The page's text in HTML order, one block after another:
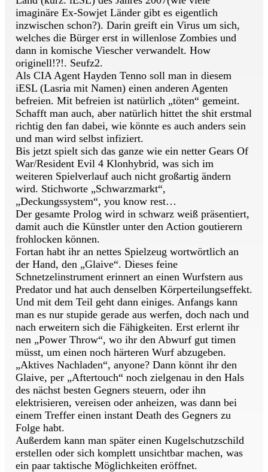
imaginäre Ex-Sowjet Länder gibt es eigentlich
inzwischen schon?). Darin greift ein Virus um sich,
welches die Bürger erst in willenlose Zombies und
dann in komische Viescher verwandelt. How
originell!?!. Seufz2.
Als CIA Agent Hayden Tenno soll man in diesem
iESL (Lasria mit Namen) einen anderen Agenten
befreien. Mit befreien ist natürlich „töten“ gemeint.
Schafft man auch, aber natürlich hittet the shit erstmal
richtig den fan dabei, wie könnte es auch anders sein
und man wird selbst infiziert.
Bis jetzt spielt sich das ganze wie ein netter Gears Of
War/Resident Evil 4 Klonhybrid, was sich im
weiteren Spielverlauf auch nicht großartig ändern
wird. Stichworte „Schwarzmarkt“,
„Deckungssystem“, you know rest…
Der gesamte Prolog wird in schwarz weiß präsentiert,
damit auch die Künstler unter den Action goutierern
frohlocken können.
Fortan habt ihr an nettes Spielzeug wortwörtlich an
der Hand, den „Glaive“. Dieses feine
Schnetzelinstrument erinnert an einen Wurfstern aus
Predator und hat auch denselben Körperteilungseffekt.
Und mit dem Teil geht dann einiges. Anfangs kann
man es nur stupide gerade aus werfen, doch nach und
nach erweitern sich die Fähigkeiten. Erst erlernt ihr
nen „Power Throw“, wo ihr den Abwurf gut timen
müsst, um einen noch härteren Wurf abzugeben.
„Aktives Nachladen“, anyone? Dann könnt ihr den
Glaive, per „Aftertouch“ noch zielgenau in den Hals
des nächst besten Gegners steuern, oder ihn
elektrisieren, vereisen oder anheizen, was dann bei
einem Treffer einen instant Death des Gegners zu
Folge habt.
Außerdem kann man später einen Kugelschutzschild
erstellen oder sich komplett unsichtbar machen, was
ein paar taktische Möglichkeiten eröffnet.